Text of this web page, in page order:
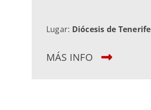
Lugar: Diócesis de Tenerife
MÁS INFO